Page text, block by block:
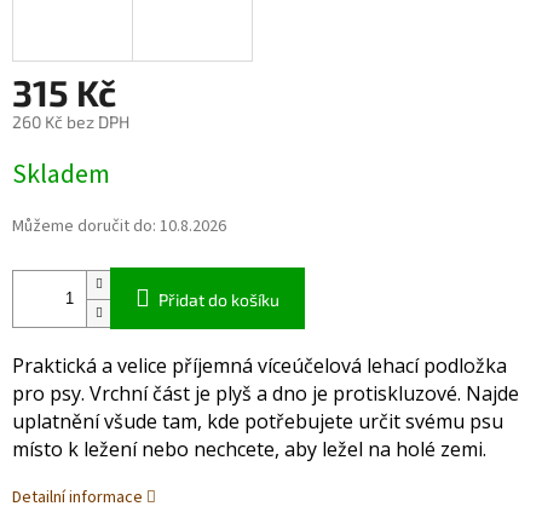
315 Kč
260 Kč bez DPH
cena:
Skladem
Můžeme doručit do: 10.8.2026
Přidat do košíku
Praktická a velice příjemná víceúčelová lehací podložka
pro psy. Vrchní část je plyš a dno je protiskluzové. Najde
uplatnění všude tam, kde potřebujete určit svému psu
místo k ležení nebo nechcete, aby ležel na holé zemi.
Detailní informace